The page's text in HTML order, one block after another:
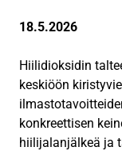
18.5.2026
Hiilidioksidin
keskiöön
konkreettisen
hiilijalanjälkeä ja